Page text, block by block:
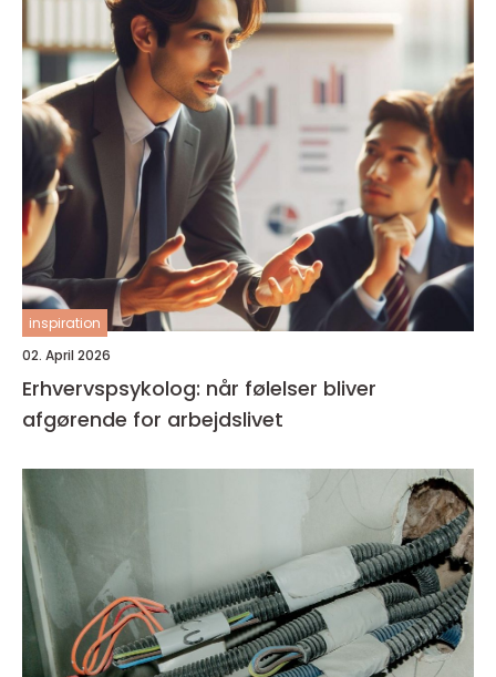
inspiration
02. April 2026
Erhvervspsykolog: når følelser bliver
afgørende for arbejdslivet